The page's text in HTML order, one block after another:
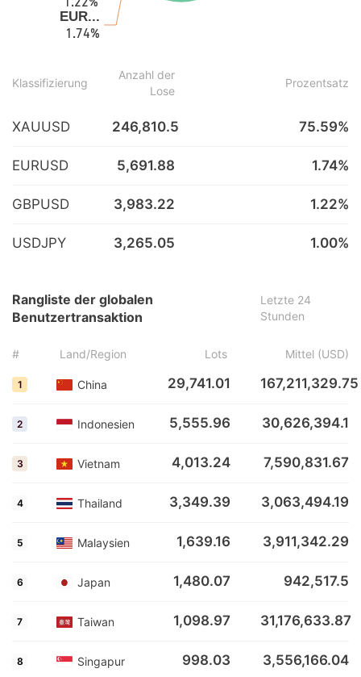
Klassifizierung
Anzahl der
Lose
Prozentsatz
XAUUSD 246,810.5 75.59%
EURUSD 5,691.88 1.74%
GBPUSD 3,983.22 1.22%
USDJPY 3,265.05 1.00%
Rangliste der globalen
Benutzertransaktion
Letzte 24
Stunden
# Land/Region Lots Mittel (USD)
1 China 29,741.01 167,211,329.75
2 Indonesien 5,555.96 30,626,394.1
3 Vietnam 4,013.24 7,590,831.67
4 Thailand 3,349.39 3,063,494.19
5 Malaysien 1,639.16 3,911,342.29
6 Japan 1,480.07 942,517.5
7 Taiwan 1,098.97 31,176,633.87
8 Singapur 998.03 3,556,166.04